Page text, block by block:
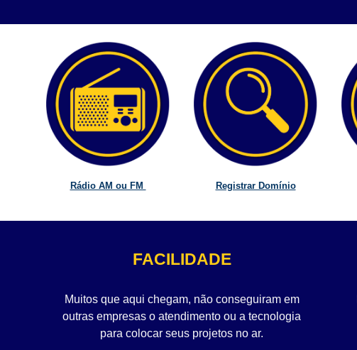
Rádio AM ou FM Registrar Domínio
FACILIDADE
Muitos que aqui chegam, não conseguiram em
outras empresas o atendimento ou a tecnologia
para colocar seus projetos no ar.